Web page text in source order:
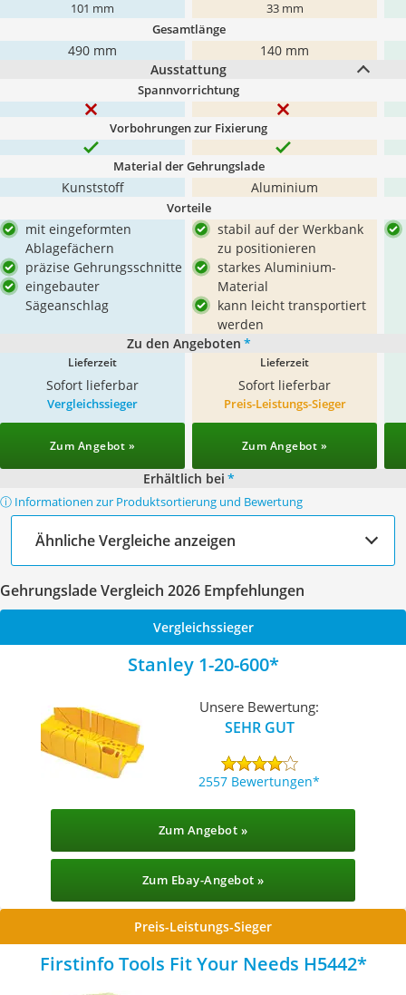
101 mm 33 mm
Gesamtlänge
490 mm
140 mm
Ausstattung
Spannvorrichtung
Vorbohrungen zur Fixierung
Material der Gehrungslade
Kunststoff Aluminium
Vorteile
mit eingeformten
Ablagefächern
präzise Gehrungsschnitte
eingebauter
Sägeanschlag
stabil auf der Werkbank
zu positionieren
starkes Aluminium-
Material
kann leicht transportiert
werden
Zu den Angeboten *
Lieferzeit
Sofort lieferbar
Lieferzeit
Sofort lieferbar
Vergleichssieger
Zum Angebot »
Preis-Leistungs-Sieger
Zum Angebot »
Erhältlich bei *
ⓘ Informationen zur Produktsortierung und Bewertung
Ähnliche Vergleiche anzeigen
Gehrungslade Vergleich 2026 Empfehlungen
Vergleichssieger
Stanley 1-20-600
Unsere Bewertung:
SEHR GUT
2557 Bewertungen
Zum Angebot »
Zum Ebay-Angebot »
Preis-Leistungs-Sieger
Firstinfo Tools Fit Your Needs H5442